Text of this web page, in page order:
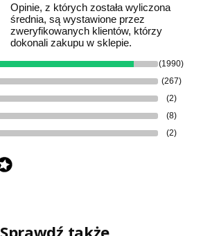
Opinie, z których została wyliczona
średnia, są wystawione przez
zweryfikowanych klientów, którzy
dokonali zakupu w sklepie.
(1990)
(267)
(2)
(8)
(2)